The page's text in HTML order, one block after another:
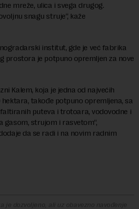
mreže, ulica i svega drugog.
snagu struje“, kaže
institut, gde je već fabrika
prostora je potpuno opremljen za nove
Kalem, koja je jedna od najvećih
takođe potpuno opremljena, sa
puteva i trotoara, vodovodne i
gasom, strujom i rasvetom“,
da se radi i na novim radnim
je dozvoljeno, ali uz obavezno navođenje